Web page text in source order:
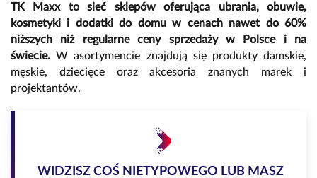
TK Maxx to sieć sklepów oferująca ubrania, obuwie,
kosmetyki i dodatki do domu w cenach nawet do 60%
niższych niż regularne ceny sprzedaży w Polsce i na
świecie. W asortymencie znajdują się produkty damskie,
męskie, dziecięce oraz akcesoria znanych marek i
projektantów.
WIDZISZ COŚ NIETYPOWEGO LUB MASZ